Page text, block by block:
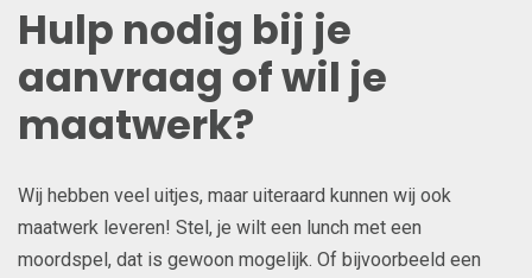
Hulp nodig bij je
aanvraag of wil je
maatwerk?
Wij hebben veel uitjes, maar uiteraard kunnen wij ook
maatwerk leveren! Stel, je wilt een lunch met een
moordspel, dat is gewoon mogelijk. Of bijvoorbeeld een